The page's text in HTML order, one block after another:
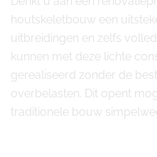
houtskeletbouw een
uitbreidingen en zelfs
kunnen met deze lichte
gerealiseerd zonder de
overbelasten. Dit opent
traditionele bouw